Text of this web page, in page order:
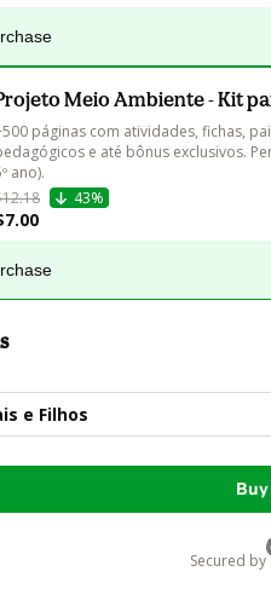
Meio Ambiente - Kit
páginas com atividades, fichas,
e até bônus exclusivos.
ano).
43%
e Filhos
secured by